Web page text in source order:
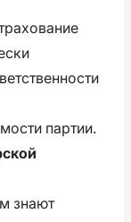
партии.
знают